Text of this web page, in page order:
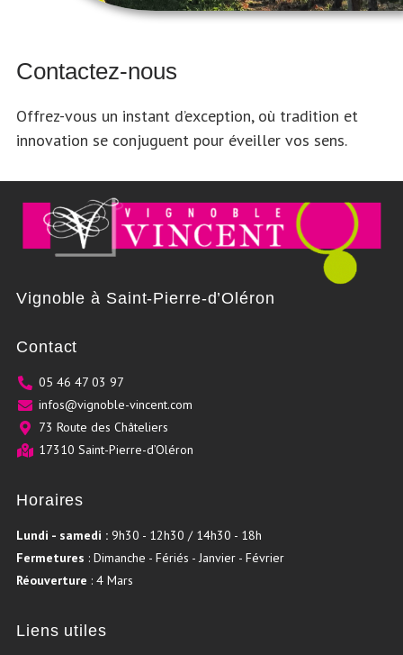
Contactez-nous
Offrez-vous un instant d’exception, où tradition et
innovation se conjuguent pour éveiller vos sens.
Vignoble à Saint-Pierre-d’Oléron
Contact
05 46 47 03 97
infos@vignoble-vincent.com
73 Route des Châteliers
17310 Saint-Pierre-d’Oléron
Horaires
Lundi - samedi : 9h30 - 12h30 / 14h30 - 18h
Fermetures : Dimanche - Fériés - Janvier - Février
Réouverture : 4 Mars
Liens utiles